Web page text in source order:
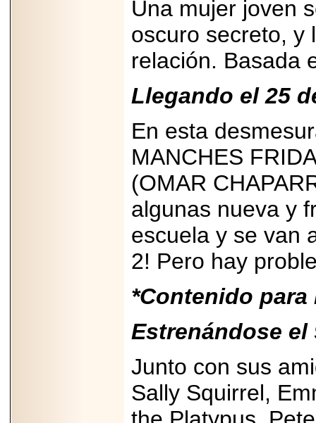
Una mujer joven
oscuro secreto, y
relación. Basada
Llegando el 25
En esta
MANCHES
(OMAR
algunas nueva y
escuela y se van
2! Pero hay
*Contenido
Estrenándose
Junto con sus
Sally Squirrel,